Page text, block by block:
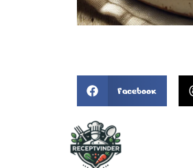
Facebook